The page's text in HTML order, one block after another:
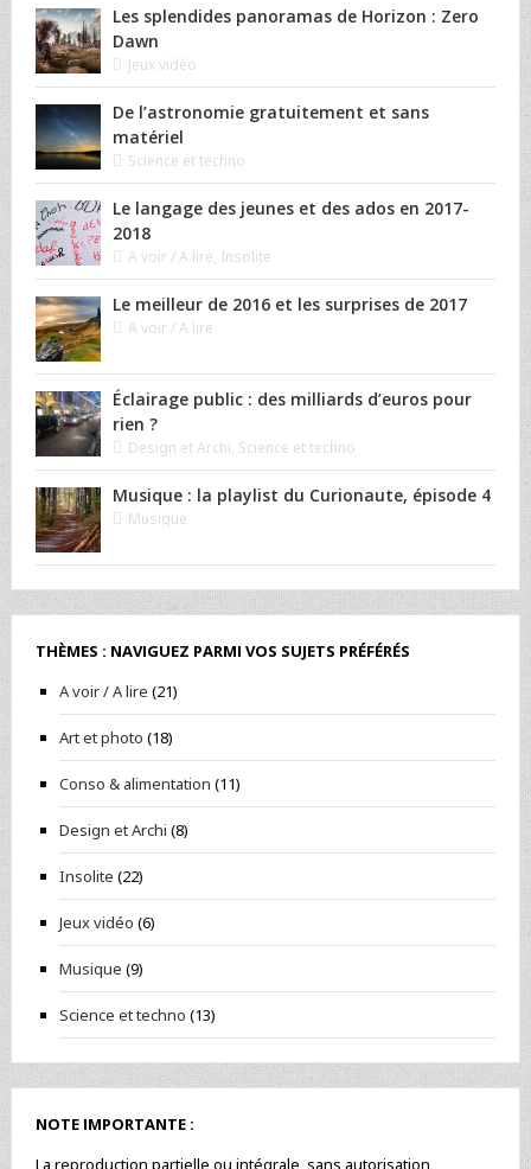
Les splendides panoramas de Horizon : Zero
Dawn
Jeux vidéo
De l’astronomie gratuitement et sans
matériel
Science et techno
Le langage des jeunes et des ados en 2017-
2018
A voir / A lire, Insolite
Le meilleur de 2016 et les surprises de 2017
A voir / A lire
Éclairage public : des milliards d’euros pour
rien ?
Design et Archi, Science et techno
Musique : la playlist du Curionaute, épisode 4
Musique
THÈMES : NAVIGUEZ PARMI VOS SUJETS PRÉFÉRÉS
A voir / A lire (21)
Art et photo (18)
Conso & alimentation (11)
Design et Archi (8)
Insolite (22)
Jeux vidéo (6)
Musique (9)
Science et techno (13)
NOTE IMPORTANTE :
La reproduction partielle ou intégrale, sans autorisation